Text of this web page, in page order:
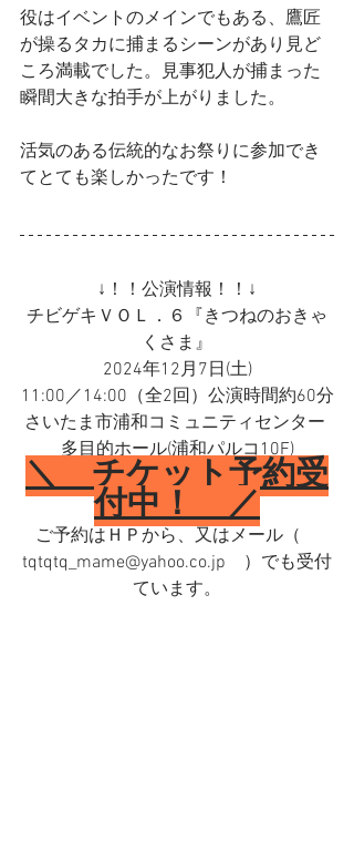
役はイベントのメインでもある、鷹匠
が操るタカに捕まるシーンがあり見ど
ころ満載でした。見事犯人が捕まった
瞬間大きな拍手が上がりました。
活気のある伝統的なお祭りに参加でき
てとても楽しかったです！
↓！！公演情報！！↓
チビゲキＶＯＬ．６『きつねのおきゃ
くさま』
2024年12月7日(土)
11:00／14:00（全2回）公演時間約60分
さいたま市浦和コミュニティセンター
多目的ホール(浦和パルコ10F)
＼　チケット予約受
付中！　／
ご予約はＨＰから、又はメール（
tqtqtq_mame@yahoo.co.jp　）でも受付
ています。